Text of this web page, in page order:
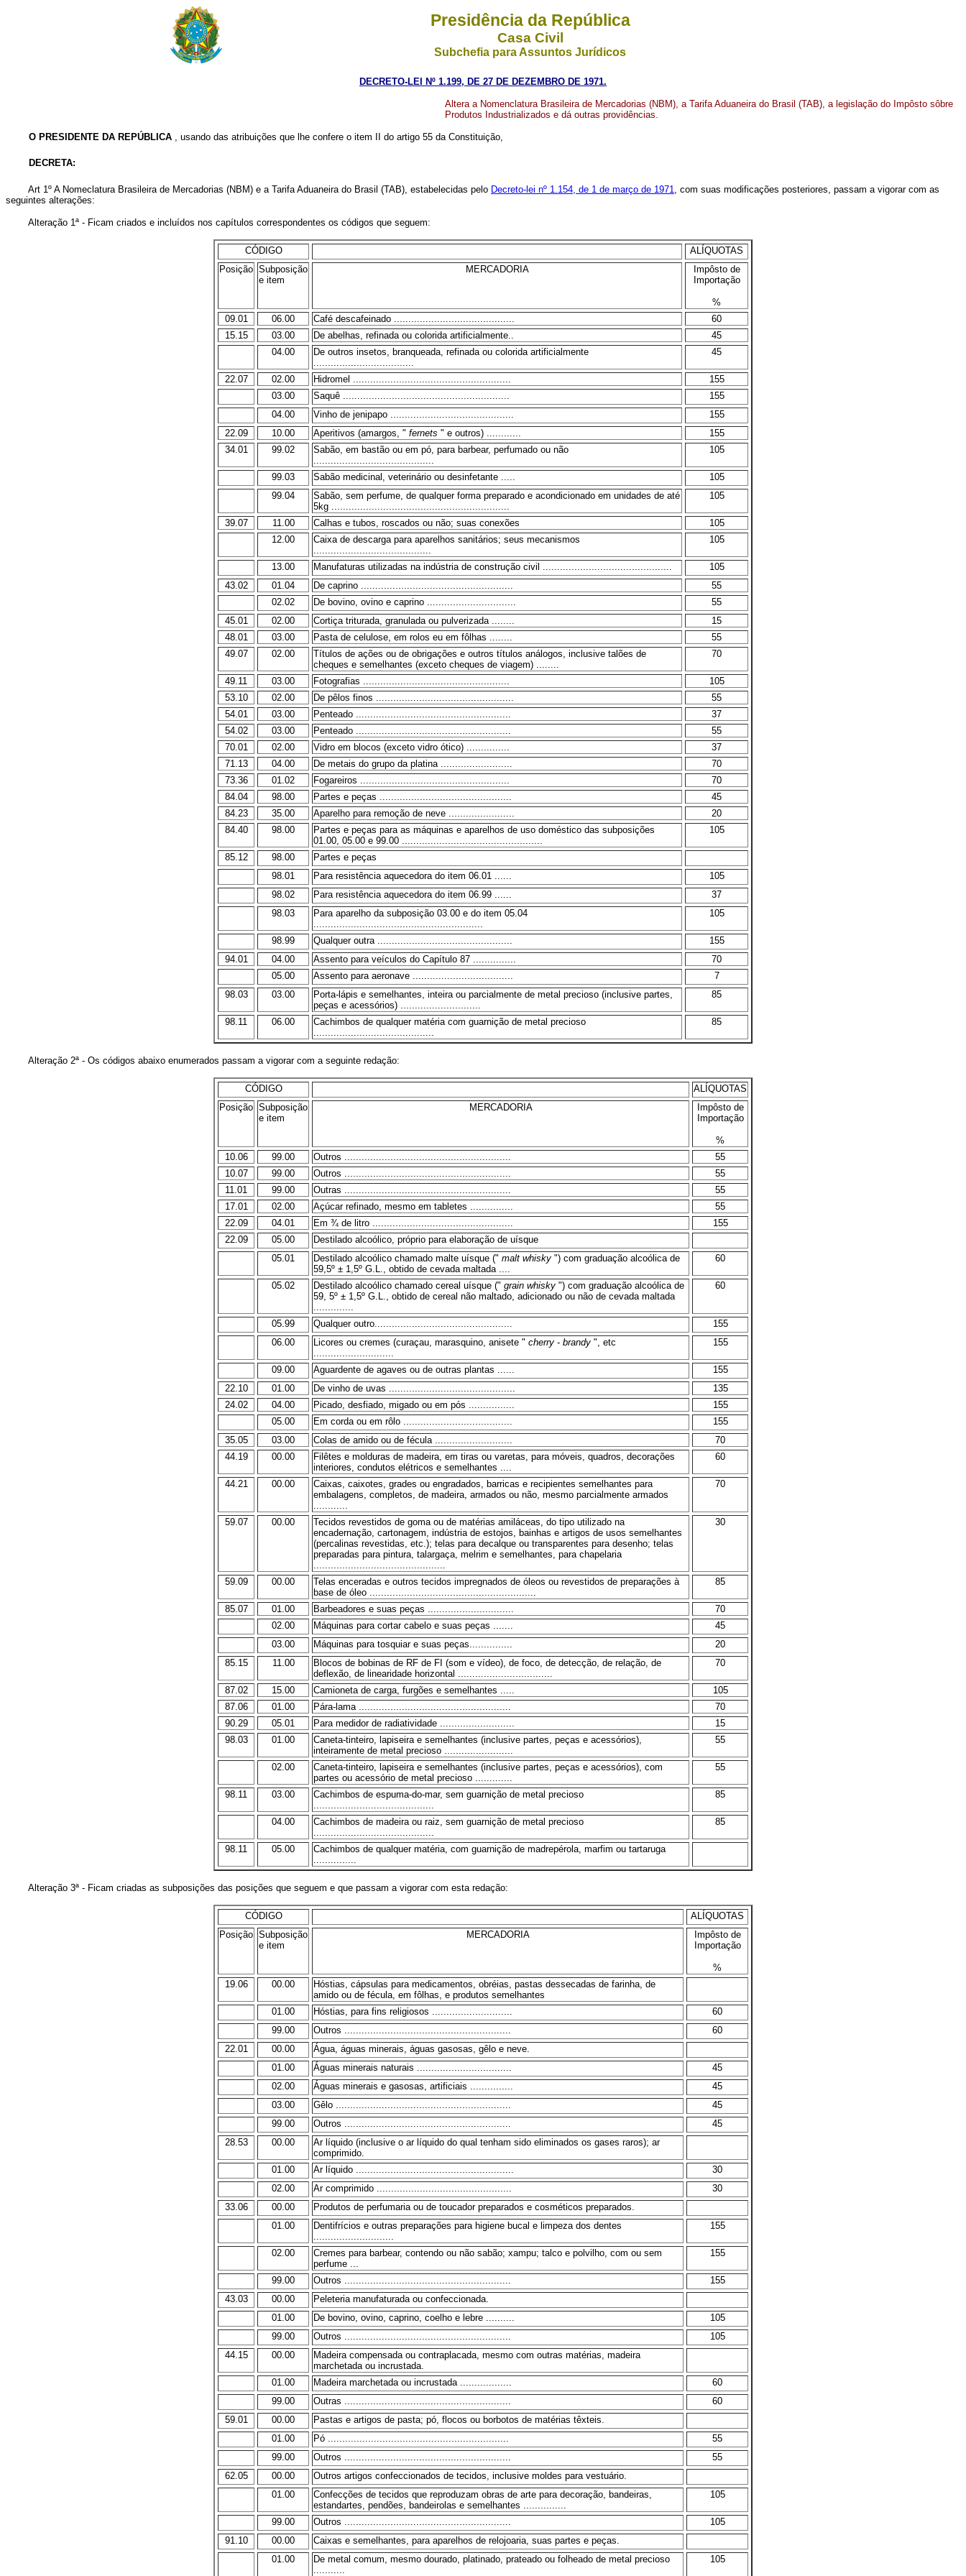
Presidência da República
Casa Civil
Subchefia para Assuntos Jurídicos
DECRETO-LEI Nº 1.199, DE 27 DE DEZEMBRO DE 1971.
Altera a Nomenclatura Brasileira de Mercadorias (NBM), a Tarifa Aduaneira do Brasil (TAB), a legislação do Impôsto sôbre
Produtos Industrializados e dá outras providências.
O PRESIDENTE DA REPÚBLICA , usando das atribuições que lhe confere o item II do artigo 55 da Constituição,
DECRETA:
Art 1º A Nomeclatura Brasileira de Mercadorias (NBM) e a Tarifa Aduaneira do Brasil (TAB), estabelecidas pelo Decreto-lei nº 1.154, de 1 de março de 1971
, com suas modificações posteriores, passam a vigorar com as
seguintes alterações:
Alteração 1ª - Ficam criados e incluídos nos capítulos correspondentes os códigos que seguem:
CÓDIGO
ALÍQUOTAS
Posição Subposição
e item
MERCADORIA
Impôsto de
Importação
%
09.01
06.00 Café descafeinado ..........................................
60
15.15
03.00 De abelhas, refinada ou colorida artificialmente..
45
04.00
De outros insetos, branqueada, refinada ou colorida artificialmente
45
22.07 02.00 Hidromel .......................................................
155
03.00
Saquê ..........................................................
155
04.00
Vinho de jenipapo ...........................................
155
22.09
10.00 Aperitivos (amargos, " fernets " e outros) ............
155
34.01
99.02
Sabão, em bastão ou em pó, para barbear, perfumado ou não
105
99.03 Sabão medicinal, veterinário ou desinfetante .....
105
99.04
Sabão, sem perfume, de qualquer forma preparado e acondicionado em unidades de até
5kg ..............................................................
105
39.07 11.00 Calhas e tubos, roscados ou não; suas conexões
105
12.00
Caixa de descarga para aparelhos sanitários; seus mecanismos
105
13.00 Manufaturas utilizadas na indústria de construção civil .............................................
105
43.02
01.04 De caprino .....................................................
55
02.02
De bovino, ovino e caprino ...............................
55
45.01
02.00 Cortiça triturada, granulada ou pulverizada ........
15
48.01
03.00 Pasta de celulose, em rolos eu em fôlhas ........
55
49.07
02.00
Títulos de ações ou de obrigações e outros títulos análogos, inclusive talões de
cheques e semelhantes (exceto cheques de viagem) ........
70
49.11 03.00 Fotografias ...................................................
105
53.10
02.00 De pêlos finos ................................................
55
54.01
03.00 Penteado ......................................................
37
54.02
03.00 Penteado ......................................................
55
70.01
02.00 Vidro em blocos (exceto vidro ótico) ...............
37
71.13
04.00 De metais do grupo da platina .........................
70
73.36
01.02 Fogareiros ....................................................
70
84.04
98.00 Partes e peças ..............................................
45
84.23
35.00 Aparelho para remoção de neve .......................
20
84.40
98.00
Partes e peças para as máquinas e aparelhos de uso doméstico das subposições
01.00, 05.00 e 99.00 .................................................
105
85.12 98.00
Partes e peças
98.01
Para resistência aquecedora do item 06.01 ......
105
98.02
Para resistência aquecedora do item 06.99 ......
37
98.03
Para aparelho da subposição 03.00 e do item 05.04
105
98.99 Qualquer outra ...............................................
155
94.01
04.00 Assento para veículos do Capítulo 87 ...............
70
05.00
Assento para aeronave ...................................
7
98.03
03.00
Porta-lápis e semelhantes, inteira ou parcialmente de metal precioso (inclusive partes,
peças e acessórios) ............................
85
98.11 06.00
Cachimbos de qualquer matéria com guarnição de metal precioso
85
Alteração 2ª - Os códigos abaixo enumerados passam a vigorar com a seguinte redação:
CÓDIGO
ALÍQUOTAS
Posição Subposição
e item
MERCADORIA
Impôsto de
Importação
%
10.06
99.00 Outros ..........................................................
55
10.07
99.00 Outros ..........................................................
55
11.01
99.00 Outras ..........................................................
55
17.01
02.00 Açúcar refinado, mesmo em tabletes ...............
55
22.09
04.01 Em ¾ de litro .................................................
155
22.09
05.00
Destilado alcoólico, próprio para elaboração de uísque
05.01
Destilado alcoólico chamado malte uísque (" malt whisky ") com graduação alcoólica de
59,5º ± 1,5º G.L., obtido de cevada maltada ....
60
05.02 Destilado alcoólico chamado cereal uísque (" grain whisky ") com graduação alcoólica de
59, 5º ± 1,5º G.L., obtido de cereal não maltado, adicionado ou não de cevada maltada
60
05.99 Qualquer outro................................................
155
06.00
Licores ou cremes (curaçau, marasquino, anisete " cherry - brandy ", etc
155
09.00 Aguardente de agaves ou de outras plantas ......
155
22.10
01.00 De vinho de uvas ............................................
135
24.02
04.00 Picado, desfiado, migado ou em pós ................
155
05.00
Em corda ou em rôlo ......................................
155
35.05
03.00 Colas de amido ou de fécula ...........................
70
44.19
00.00
Filêtes e molduras de madeira, em tiras ou varetas, para móveis, quadros, decorações
interiores, condutos elétricos e semelhantes ....
60
44.21 00.00
Caixas, caixotes, grades ou engradados, barricas e recipientes semelhantes para
embalagens, completos, de madeira, armados ou não, mesmo parcialmente armados
70
59.07 00.00
Tecidos revestidos de goma ou de matérias amiláceas, do tipo utilizado na
encadernação, cartonagem, indústria de estojos, bainhas e artigos de usos semelhantes
(percalinas revestidas, etc.); telas para decalque ou transparentes para desenho; telas
preparadas para pintura, talargaça, melrim e semelhantes, para chapelaria
30
59.09 00.00
Telas enceradas e outros tecidos impregnados de óleos ou revestidos de preparações à
base de óleo ..........................................................
85
85.07 01.00 Barbeadores e suas peças ..............................
70
02.00
Máquinas para cortar cabelo e suas peças .......
45
03.00
Máquinas para tosquiar e suas peças...............
20
85.15
11.00
Blocos de bobinas de RF de FI (som e vídeo), de foco, de detecção, de relação, de
deflexão, de linearidade horizontal .................................
70
87.02 15.00 Camioneta de carga, furgões e semelhantes .....
105
87.06
01.00 Pára-lama .....................................................
70
90.29
05.01 Para medidor de radiatividade ..........................
15
98.03
01.00
Caneta-tinteiro, lapiseira e semelhantes (inclusive partes, peças e acessórios),
inteiramente de metal precioso ........................
55
02.00
Caneta-tinteiro, lapiseira e semelhantes (inclusive partes, peças e acessórios), com
partes ou acessório de metal precioso .............
55
98.11 03.00
Cachimbos de espuma-do-mar, sem guarnição de metal precioso
85
04.00
Cachimbos de madeira ou raiz, sem guarnição de metal precioso
85
98.11 05.00
Cachimbos de qualquer matéria, com guarnição de madrepérola, marfim ou tartaruga
Alteração 3ª - Ficam criadas as subposições das posições que seguem e que passam a vigorar com esta redação:
CÓDIGO
ALÍQUOTAS
Posição Subposição
e item
MERCADORIA
Impôsto de
Importação
%
19.06
00.00
Hóstias, cápsulas para medicamentos, obréias, pastas dessecadas de farinha, de
amido ou de fécula, em fôlhas, e produtos semelhantes
01.00
Hóstias, para fins religiosos ............................
60
99.00
Outros ..........................................................
60
22.01
00.00
Água, águas minerais, águas gasosas, gêlo e neve.
01.00
Águas minerais naturais .................................
45
02.00
Águas minerais e gasosas, artificiais ...............
45
03.00
Gêlo .............................................................
45
99.00
Outros ..........................................................
45
28.53
00.00
Ar líquido (inclusive o ar líquido do qual tenham sido eliminados os gases raros); ar
comprimido.
01.00
Ar líquido .......................................................
30
02.00
Ar comprimido ...............................................
30
33.06
00.00
Produtos de perfumaria ou de toucador preparados e cosméticos preparados.
01.00
Dentifrícios e outras preparações para higiene bucal e limpeza dos dentes
155
02.00
Cremes para barbear, contendo ou não sabão; xampu; talco e polvilho, com ou sem
perfume ...
155
99.00 Outros ..........................................................
155
43.03
00.00
Peleteria manufaturada ou confeccionada.
01.00
De bovino, ovino, caprino, coelho e lebre ..........
105
99.00
Outros ..........................................................
105
44.15
00.00
Madeira compensada ou contraplacada, mesmo com outras matérias, madeira
marchetada ou incrustada.
01.00
Madeira marchetada ou incrustada ..................
60
99.00
Outras ..........................................................
60
59.01
00.00
Pastas e artigos de pasta; pó, flocos ou borbotos de matérias têxteis.
01.00
Pó ...............................................................
55
99.00
Outros ..........................................................
55
62.05
00.00
Outros artigos confeccionados de tecidos, inclusive moldes para vestuário.
01.00
Confecções de tecidos que reproduzam obras de arte para decoração, bandeiras,
estandartes, pendões, bandeirolas e semelhantes ...............
105
99.00 Outros ..........................................................
105
91.10
00.00
Caixas e semelhantes, para aparelhos de relojoaria, suas partes e peças.
01.00
De metal comum, mesmo dourado, platinado, prateado ou folheado de metal precioso
105